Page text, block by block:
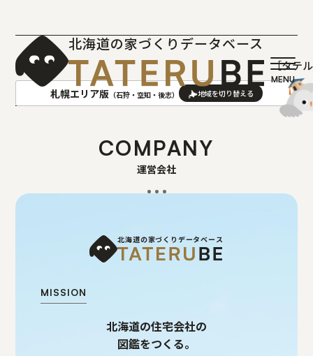
北海道の家づくりデータベース
［タテ
札幌エリア版 （石狩・空知・後志）
札幌(石狩･空知･後志)版
旭川(上川･留萌･宗谷)版
函館(渡島･檜山)版
帯広(十勝)版
北見(オホーツク)版
COMPANY
運営会社
北海道の家づくりデータベース
MISSION
北海道の住宅会社の
図鑑をつくる。